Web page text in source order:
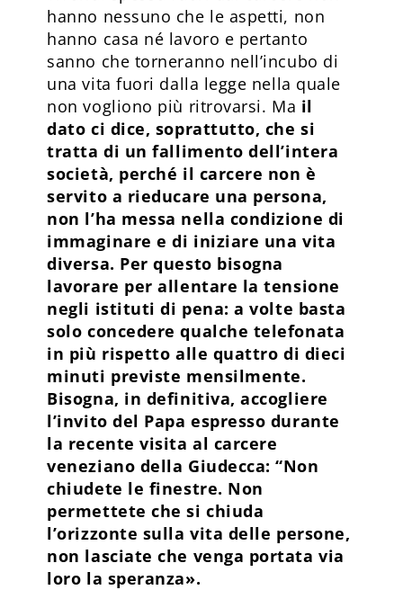
hanno nessuno che le aspetti, non
hanno casa né lavoro e pertanto
sanno che torneranno nell’incubo di
una vita fuori dalla legge nella quale
non vogliono più ritrovarsi. Ma il
dato ci dice, soprattutto, che si
tratta di un fallimento dell’intera
società, perché il carcere non è
servito a rieducare una persona,
non l’ha messa nella condizione di
immaginare e di iniziare una vita
diversa. Per questo bisogna
lavorare per allentare la tensione
negli istituti di pena: a volte basta
solo concedere qualche telefonata
in più rispetto alle quattro di dieci
minuti previste mensilmente.
Bisogna, in definitiva, accogliere
l’invito del Papa espresso durante
la recente visita al carcere
veneziano della Giudecca: “Non
chiudete le finestre. Non
permettete che si chiuda
l’orizzonte sulla vita delle persone,
non lasciate che venga portata via
loro la speranza».